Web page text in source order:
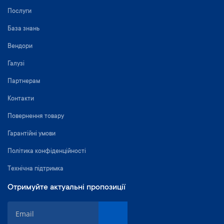
Послуги
База знань
Вендори
Галузі
Партнерам
Контакти
Повернення товару
Гарантійні умови
Політика конфіденційності
Технічна підтримка
Отримуйте актуальні пропозиції